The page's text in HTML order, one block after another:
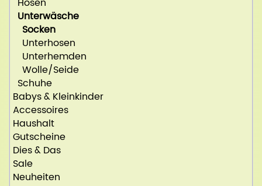
Hosen
Unterwäsche
Socken
Unterhosen
Unterhemden
Wolle/Seide
Schuhe
Babys & Kleinkinder
Accessoires
Haushalt
Gutscheine
Dies & Das
Sale
Neuheiten